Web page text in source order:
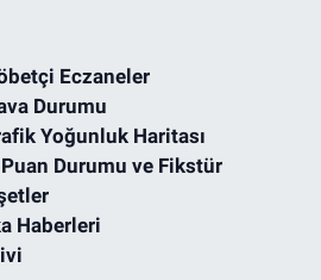
Eczaneler
Durumu
Yoğunluk Haritası
Durumu ve Fikstür
Haberleri